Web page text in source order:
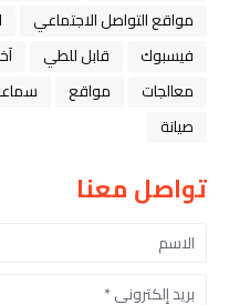
مواقع التواصل الاجتماعي
فيسبوك
قابل للطي
معالجات
مواقع
صيانة
تواصل معنا